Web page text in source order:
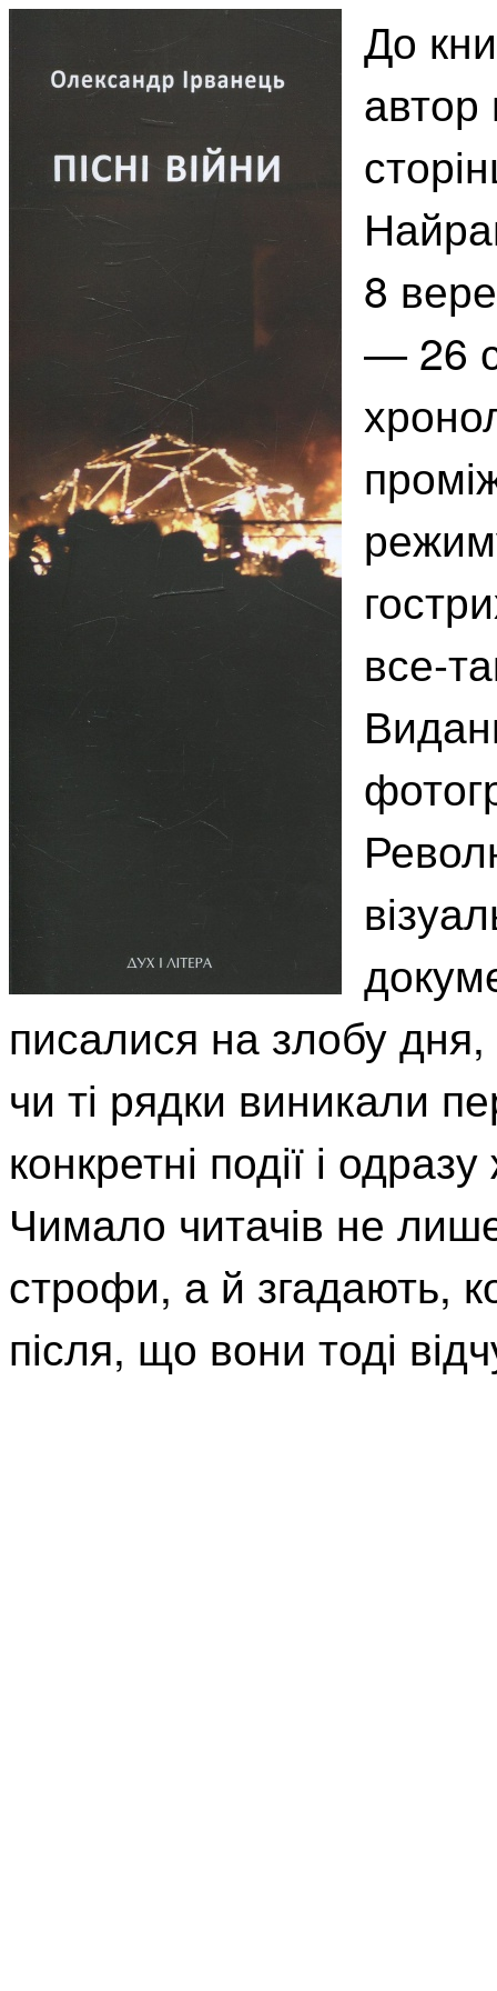
До
автор
8
— 26
все-
писалися на злобу дня,
чи ті рядки виникали
конкретні події і
Чимало читачів не
строфи, а й згадають,
після, що вони тоді